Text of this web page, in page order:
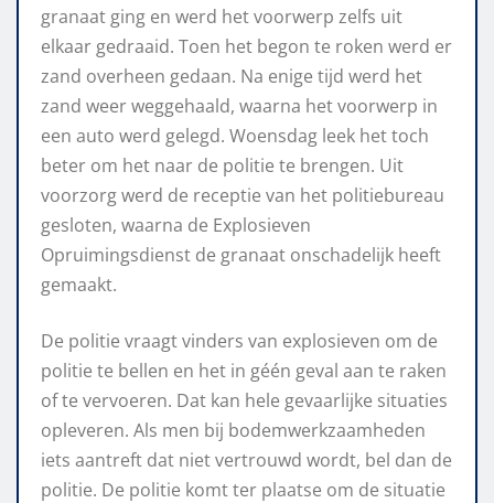
granaat ging en werd het voorwerp zelfs uit
elkaar gedraaid. Toen het begon te roken werd er
zand overheen gedaan. Na enige tijd werd het
zand weer weggehaald, waarna het voorwerp in
een auto werd gelegd. Woensdag leek het toch
beter om het naar de politie te brengen. Uit
voorzorg werd de receptie van het politiebureau
gesloten, waarna de Explosieven
Opruimingsdienst de granaat onschadelijk heeft
gemaakt.
De politie vraagt vinders van explosieven om de
politie te bellen en het in géén geval aan te raken
of te vervoeren. Dat kan hele gevaarlijke situaties
opleveren. Als men bij bodemwerkzaamheden
iets aantreft dat niet vertrouwd wordt, bel dan de
politie. De politie komt ter plaatse om de situatie